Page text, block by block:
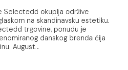
Selectedd okuplja održive
na skandinavsku estetiku.
trgovine, ponudu je
danskog brenda čija
August...